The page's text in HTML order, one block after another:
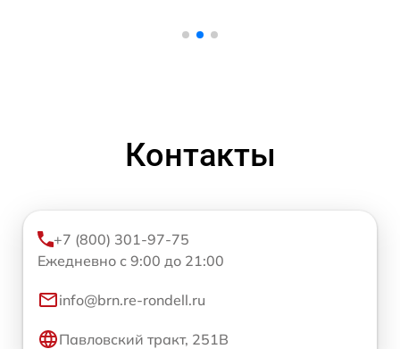
Контакты
+7 (800) 301-97-75
Ежедневно с 9:00 до 21:00
info@brn.re-rondell.ru
Павловский тракт, 251В